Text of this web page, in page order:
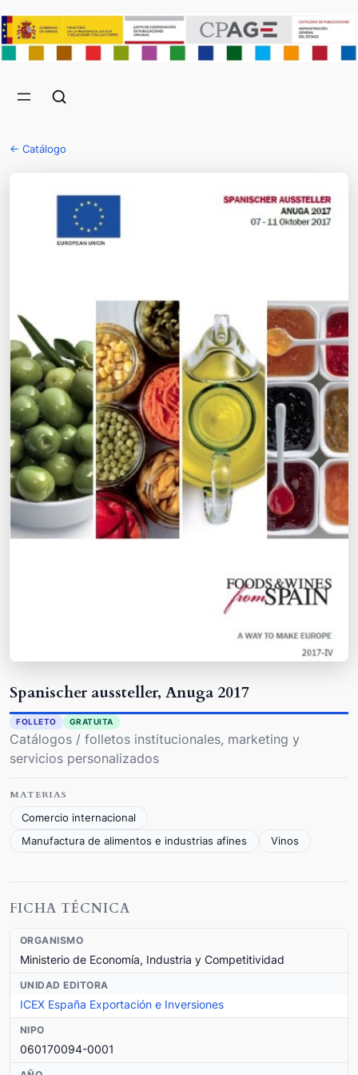
← Catálogo
Spanischer aussteller, Anuga 2017
FOLLETO GRATUITA
Catálogos / folletos institucionales, marketing y
servicios personalizados
MATERIAS
Comercio internacional
Manufactura de alimentos e industrias afines
Vinos
FICHA TÉCNICA
ORGANISMO
Ministerio de Economía, Industria y Competitividad
UNIDAD EDITORA
ICEX España Exportación e Inversiones
NIPO
060170094-0001